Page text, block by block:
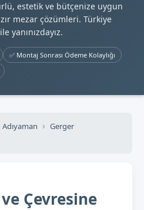
estetik ve bütçenize uygun
mezar çözümleri. Türkiye
yanınızdayız.
✅ Montaj Sonrası Ödeme Kolaylığı
Adıyaman
Gerger
Çevresine